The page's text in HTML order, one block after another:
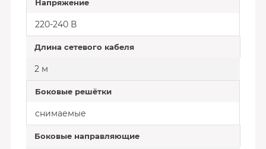
Напряжение
220-240 В
Длина сетевого кабеля
2 м
Боковые решётки
снимаемые
Боковые направляющие